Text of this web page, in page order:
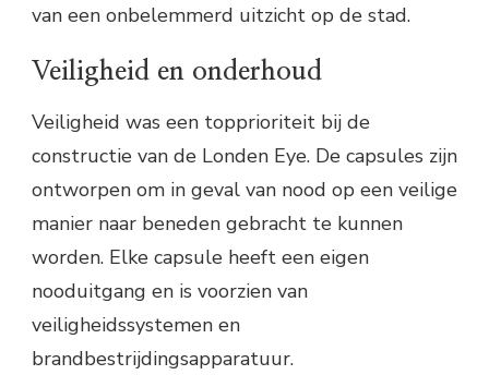
van een onbelemmerd uitzicht op de stad.
Veiligheid en onderhoud
Veiligheid was een topprioriteit bij de
constructie van de Londen Eye. De capsules zijn
ontworpen om in geval van nood op een veilige
manier naar beneden gebracht te kunnen
worden. Elke capsule heeft een eigen
nooduitgang en is voorzien van
veiligheidssystemen en
brandbestrijdingsapparatuur.